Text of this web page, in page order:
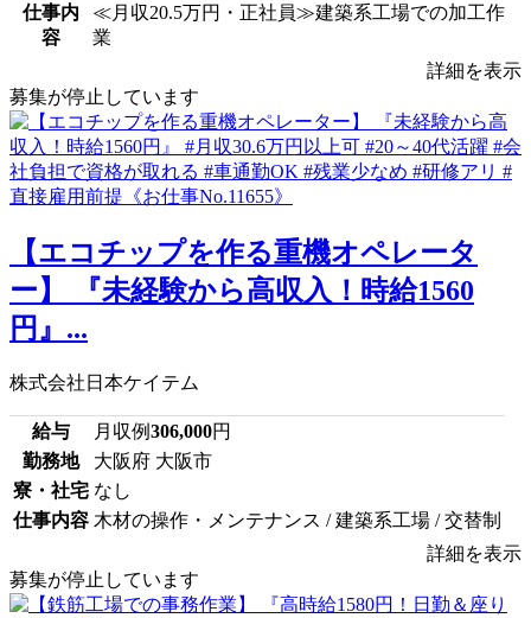
仕事内
容
≪月収20.5万円・正社員≫建築系工場での加工作
業
詳細を表示
募集が停止しています
【エコチップを作る重機オペレータ
ー】 『未経験から高収入！時給1560
円』...
株式会社日本ケイテム
給与 月収例306,000円
勤務地
大阪府 大阪市
寮・社宅 なし
仕事内容 木材の操作・メンテナンス / 建築系工場 / 交替制
詳細を表示
募集が停止しています